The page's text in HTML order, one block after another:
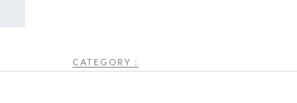
CATEGORY :